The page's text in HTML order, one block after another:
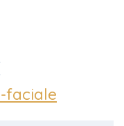
faciale